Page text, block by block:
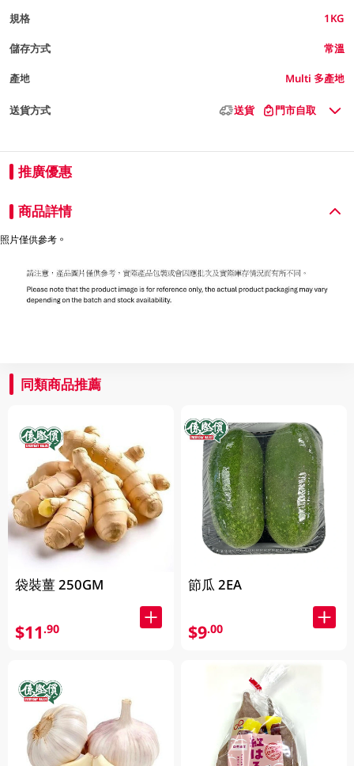
規格 1KG
儲存方式 常溫
產地 Multi 多產地
送貨方式 送貨 門市自取
推廣優惠
商品詳情
照片僅供參考。
同類商品推薦
袋裝薑 250GM
$11.90
節瓜 2EA
$9.00